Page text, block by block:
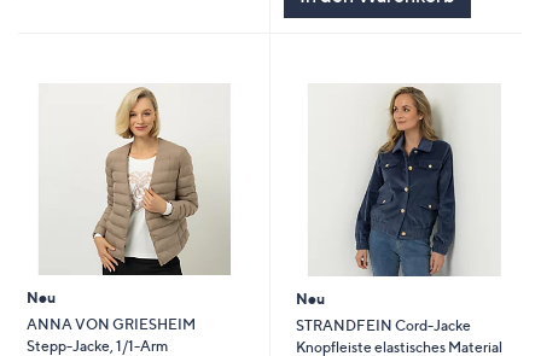
Neu
ANNA VON GRIESHEIM
Stepp-Jacke, 1/1-Arm
Neu
STRANDFEIN Cord-Jacke
Knopfleiste elastisches Material